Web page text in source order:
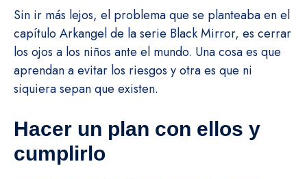
Sin ir más lejos, el problema que se planteaba en el
capítulo Arkangel de la serie Black Mirror, es cerrar
los ojos a los niños ante el mundo. Una cosa es que
aprendan a evitar los riesgos y otra es que ni
siquiera sepan que existen.
Hacer un plan con ellos y
cumplirlo